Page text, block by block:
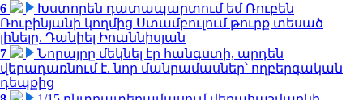
6
Խստորեն դատապարտում եմ Ռուբեն
Ռուբինյանի կողմից Ստամբուլում թուրք տեսած
լինելը. Դանիել Իոաննիսյան
7
Նորայրը մեկնել էր հանգստի, արդեն
վերադառնում է. նոր մանրամասներ՝ ողբերգական
դեպքից